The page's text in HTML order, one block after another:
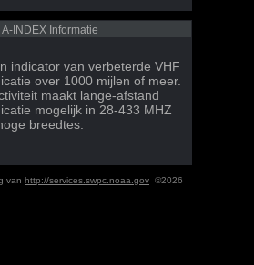
A-INDEX Informatie
indicator van verbeterde VHF
over 1000 mijlen of meer.
maakt lange-afstand
mogelijk in 28-433 MHZ
breedtes.
van http://services.swpc.noaa.gov ©2026